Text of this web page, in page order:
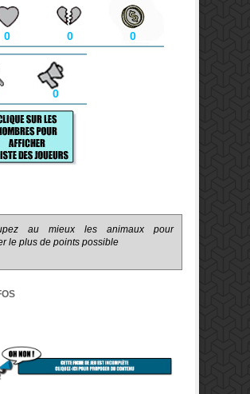
0 0 0
0
au mieux les animaux pour
le plus de points possible